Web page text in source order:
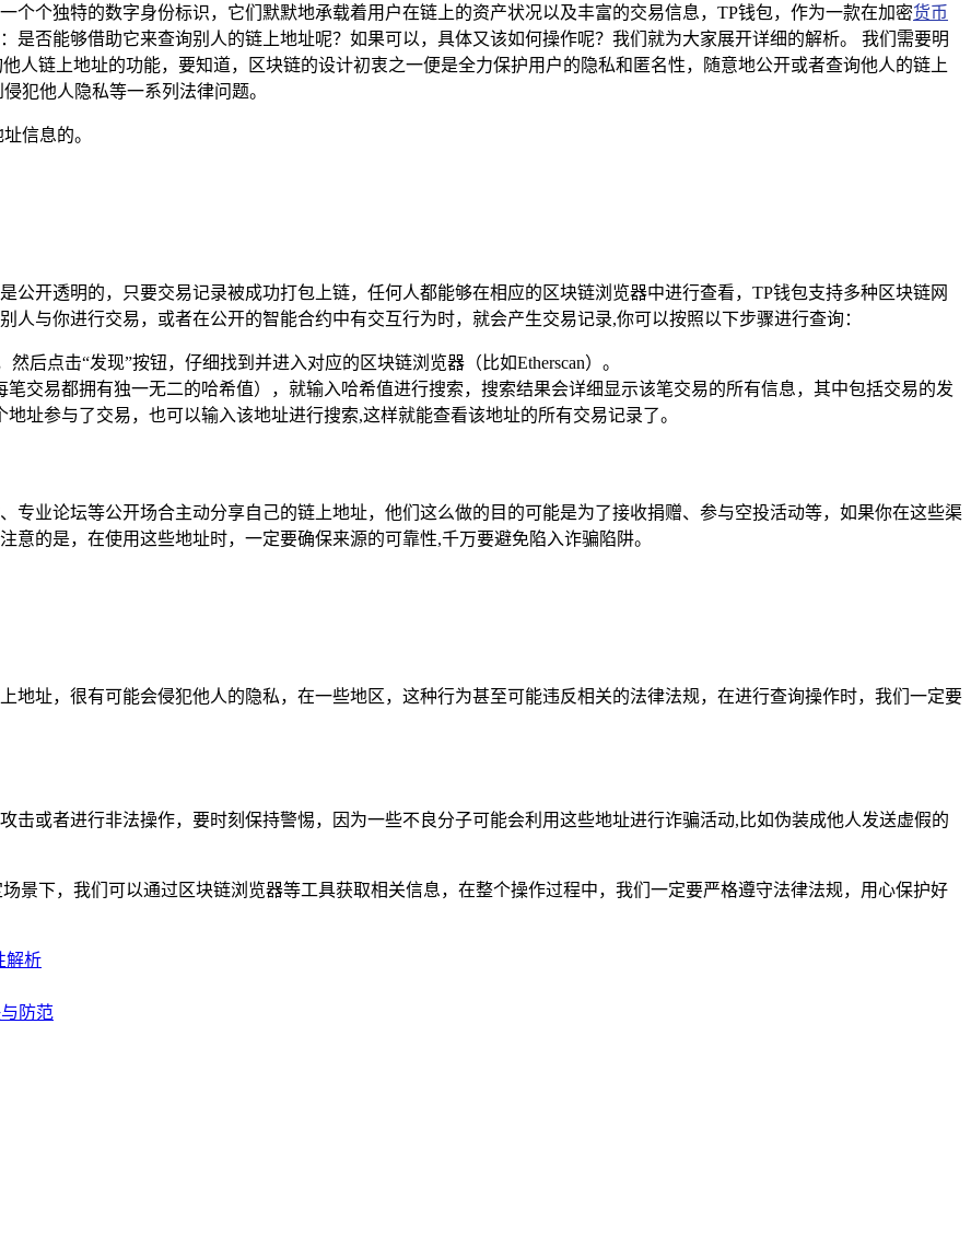
个个独特的数字身份标识，它们默默地承载着用户在链上的资产状况以及丰富的交易信息，TP钱包，作为一款在加密货币
是否能够借助它来查询别人的链上地址呢？如果可以，具体又该如何操作呢？我们就为大家展开详细的解析。 我们需要明
人链上地址的功能，要知道，区块链的设计初衷之一便是全力保护用户的隐私和匿名性，随意地公开或者查询他人的链上
犯他人隐私等一系列法律问题。
信息的。
公开透明的，只要交易记录被成功打包上链，任何人都能够在相应的区块链浏览器中进行查看，TP钱包支持多种区块链网
人与你进行交易，或者在公开的智能合约中有交互行为时，就会产生交易记录,你可以按照以下步骤进行查询：
后点击“发现”按钮，仔细找到并进入对应的区块链浏览器（比如Etherscan）。
交易都拥有独一无二的哈希值），就输入哈希值进行搜索，搜索结果会详细显示该笔交易的所有信息，其中包括交易的发
址参与了交易，也可以输入该地址进行搜索,这样就能查看该地址的所有交易记录了。
专业论坛等公开场合主动分享自己的链上地址，他们这么做的目的可能是为了接收捐赠、参与空投活动等，如果你在这些渠
的是，在使用这些地址时，一定要确保来源的可靠性,千万要避免陷入诈骗陷阱。
地址，很有可能会侵犯他人的隐私，在一些地区，这种行为甚至可能违反相关的法律法规，在进行查询操作时，我们一定要
击或者进行非法操作，要时刻保持警惕，因为一些不良分子可能会利用这些地址进行诈骗活动,比如伪装成他人发送虚假的
景下，我们可以通过区块链浏览器等工具获取相关信息，在整个操作过程中，我们一定要严格遵守法律法规，用心保护好
解析
防范